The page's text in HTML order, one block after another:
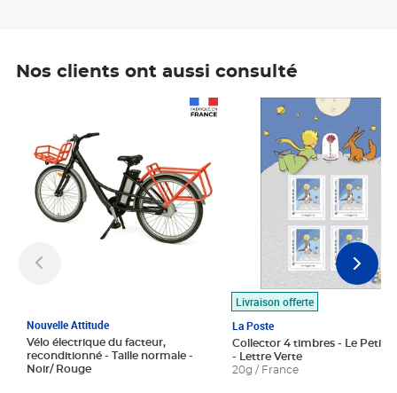
Nos clients ont aussi consulté
Nouvelle Attitude
Vélo électrique du facteur,
reconditionné - Taille normale -
Noir/ Rouge
Livraison offerte
La Poste
Collector 4 timbres - Le Petit
- Lettre Verte
20g / France
Prix 7,50€